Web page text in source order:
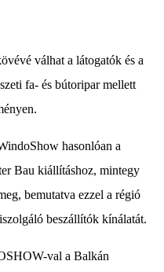
válhat a látogatók és a
fa- és bútoripar mellett
hasonlóan a
Bau kiállításhoz, mintegy
bemutatva ezzel a régió
beszállítók kínálatát.
val a Balkán